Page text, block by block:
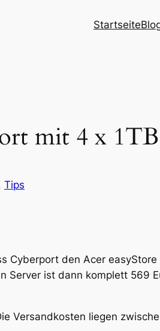
Startseite
mit 4 x
Tips
Cyberport den Acer
ist dann komplett 569
Versandkosten liegen